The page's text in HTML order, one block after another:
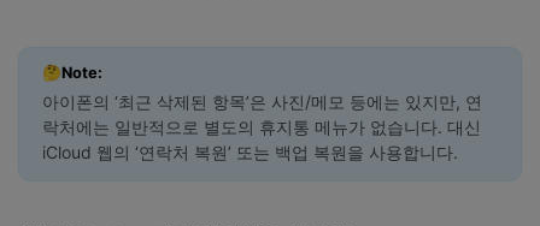
고객 지원
🤔Note:
아이폰의 ‘최근 삭제된 항목’은 사진/메모 등에는 있지만, 연
락처에는 일반적으로 별도의 휴지통 메뉴가 없습니다. 대신
iCloud 웹의 ‘연락처 복원’ 또는 백업 복원을 사용합니다.